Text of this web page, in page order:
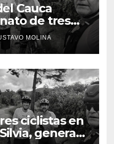
Cauca
de tres
MOLINA
ciclistas en
genera